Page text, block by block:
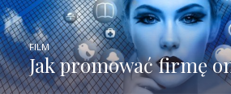
Jak promować firmę
FILM